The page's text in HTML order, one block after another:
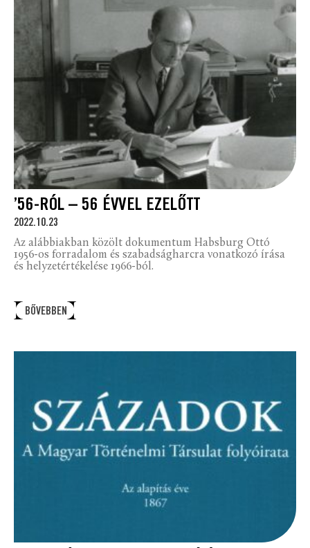
’56-RÓL – 56 ÉVVEL EZELŐTT
2022.10.23
Az alábbiakban közölt dokumentum Habsburg Ottó
1956-os forradalom és szabadságharcra vonatkozó írása
és helyzetértékelése 1966-ból.
BŐVEBBEN